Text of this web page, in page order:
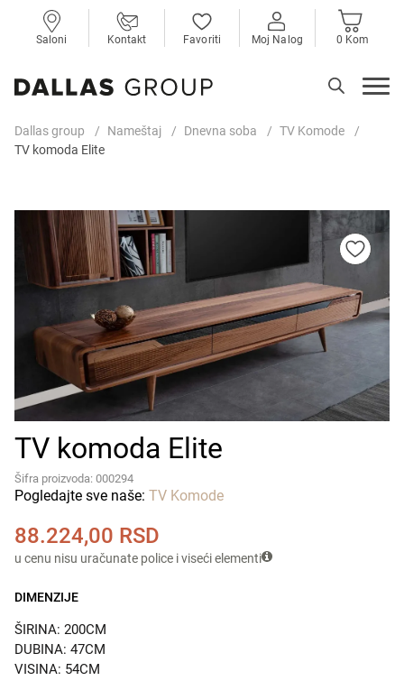
Saloni Kontakt Favoriti Moj Nalog 0 Kom
Dallas group Nameštaj Dnevna soba
TV Komode
TV komoda Elite
TV komoda Elite
Šifra proizvoda: 000294
Pogledajte sve naše: TV Komode
88.224,00 RSD
u cenu nisu uračunate police i viseći elementi
DIMENZIJE
ŠIRINA: 200CM
DUBINA: 47CM
VISINA: 54CM